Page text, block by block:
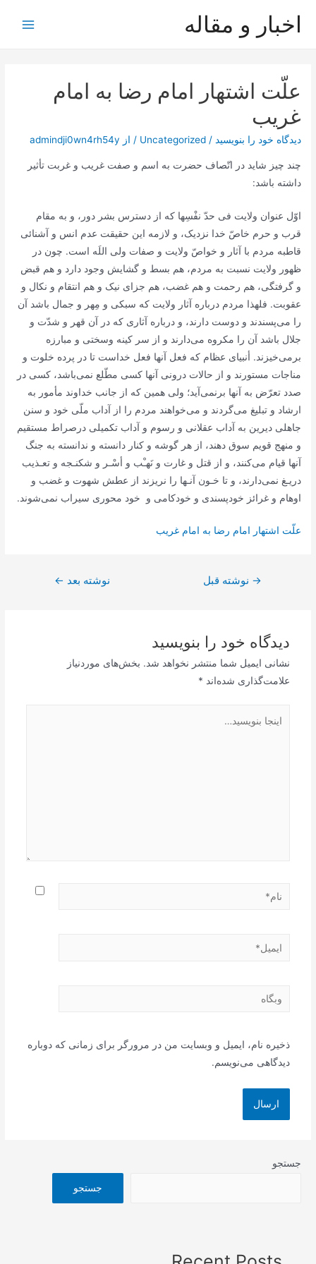
اخبار و مقاله
علّت اشتهار امام رضا به امام
غريب
دیدگاه‌ خود را بنویسید /
Uncategorized / از admindji0wn4rh54y
چند چیز شاید در اتّصاف حضرت به اسم و صفت غریب و غربت تأثیر
داشته باشد:
اوّل عنوان ولایت فی حدّ نفْسِها که از دسترس بشر دور، و به مقام
قرب و حرم خاصّ خدا نزدیک، و لازمه این حقیقت عدم انس و آشنائی
قاطبه مردم با آثار و خواصّ ولایت و صفات ولی اللَه است. چون در
ظهور ولایت نسبت به مردم، هم بسط و گشایش وجود دارد و هم قبض
و گرفتگی، هم رحمت و هم غضب، هم جزای نیک و هم انتقام و نکال و
عقوبت. فلهذا مردم درباره آثار ولایت که سبکی و مِهر و جمال باشد آن
را می‌پسندند و دوست دارند، و درباره آثاری که در آن قهر و شدّت و
جلال باشد آن را مکروه می‌دارند و از سر کینه وسختی و مبارزه
برمی‌خیزند. أنبیای عظام که فعل آنها فعل خداست تا در پرده خلوت و
مناجات مستورند و از حالات درونی آنها کسی مطّلع نمی‌باشد، کسی در
صدد تعرّض به آنها برنمی‌آید؛ ولی همین که از جانب خداوند مأمور به
ارشاد و تبلیغ می‌گردند و می‌خواهند مردم را از آداب ملّی خود و سنن
جاهلی دیرین به آداب عقلانی و رسوم و آداب تکمیلی درصراط مستقیم
و منهج قویم سوق دهند، از هر گوشه و کنار دانسته و ندانسته به جنگ
آنها قیام می‌کنند، و از قتل و غارت و نَهـْب و أسْـر و شکنـجه و تعـذیب
دریـغ نمی‌دارند، و تا خـون آنـها را نریزند از عطش شهوت و غضب و
اوهام و غرائز خودپسندی و خودکامی‌ و خود محوری سیراب نمی‌شوند.
علّت اشتهار امام رضا به امام غريب
راهبری→ نوشته قبل نوشته بعد ←
دیدگاه‌ خود را بنویسید
نشانی ایمیل شما منتشر نخواهد شد. بخش‌های موردنیاز
علامت‌گذاری شده‌اند *
بنویسید…
نام*
ایمیل*
وبگاه
ذخیره نام، ایمیل و وبسایت من در مرورگر برای زمانی که دوباره
دیدگاهی می‌نویسم.
جستجو
جستجو